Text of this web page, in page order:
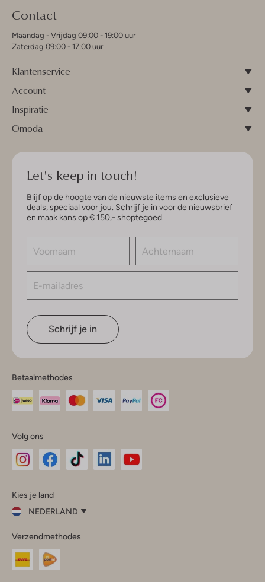
Contact
Maandag - Vrijdag 09:00 - 19:00 uur
Zaterdag 09:00 - 17:00 uur
Klantenservice
Account
Inspiratie
Omoda
Let's keep in touch!
Blijf op de hoogte van de nieuwste items en exclusieve
deals, speciaal voor jou. Schrijf je in voor de nieuwsbrief
en maak kans op € 150,- shoptegoed.
Schrijf je in
Betaalmethodes
Volg ons
InstagramFacebook
Kies je land
NEDERLAND
je
land
Nederland
Verzendmethodes